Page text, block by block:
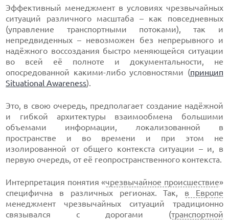
Эффективный менеджмент в условиях чрезвычайных
ситуаций различного масштаба – как повседневных
(управление транспортными потоками), так и
непредвиденных – невозможен без непрерывного и
надёжного воссоздания быстро меняющейся ситуации
во всей её полноте и документальности, не
опосредованной какими-либо условностями (принцип
Situational Awareness).
Это, в свою очередь, предполагает создание надёжной
и гибкой архитектуры взаимообмена большими
объемами информации, локализованной в
пространстве и во времени и при этом не
изолированной от общего контекста ситуации – и, в
первую очередь, от её геопространственного контекста.
Интерпретация понятия «чрезвычайное происшествие»
специфична в различных регионах. Так, в Европе
менеджмент чрезвычайных ситуаций традиционно
связывался с дорогами (транспортной